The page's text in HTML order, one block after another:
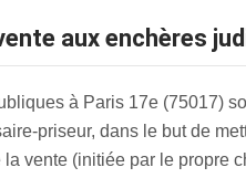
aux enchères
à Paris 17e (75017)
priseur, dans le but de
vente (initiée par le propre